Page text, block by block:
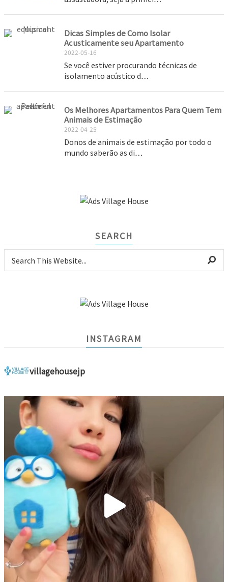
Dicas Simples de Como Isolar
Acusticamente seu Apartamento
2022-05-16
Se você estiver procurando técnicas de
isolamento acústico d…
Os Melhores Apartamentos Para Quem Tem
Animais de Estimação
2022-04-25
Donos de animais de estimação por todo o
mundo saberão as di…
SEARCH
INSTAGRAM
villagehousejp